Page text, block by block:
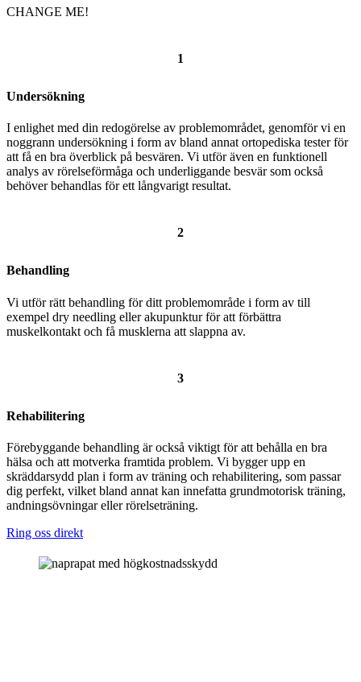
CHANGE ME!
1
Undersökning
I enlighet med din redogörelse av problemområdet, genomför vi en
noggrann undersökning i form av bland annat ortopediska tester för
att få en bra överblick på besvären. Vi utför även en funktionell
analys av rörelseförmåga och underliggande besvär som också
behöver behandlas för ett långvarigt resultat.
2
Behandling
Vi utför rätt behandling för ditt problemområde i form av till
exempel dry needling eller akupunktur för att förbättra
muskelkontakt och få musklerna att slappna av.
3
Rehabilitering
Förebyggande behandling är också viktigt för att behålla en bra
hälsa och att motverka framtida problem. Vi bygger upp en
skräddarsydd plan i form av träning och rehabilitering, som passar
dig perfekt, vilket bland annat kan innefatta grundmotorisk träning,
andningsövningar eller rörelseträning.
Ring oss direkt